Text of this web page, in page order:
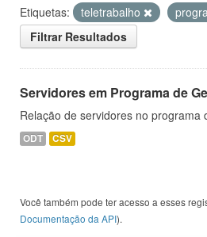
Etiquetas:
teletrabalho
Filtrar Resultados
Servidores em Programa de
Relação de servidores no programa
ODT CSV
Você também pode ter acesso a esses
Documentação da API).